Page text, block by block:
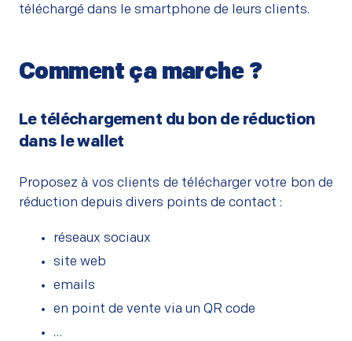
téléchargé dans le smartphone de leurs clients.
Comment ça marche ?
Le téléchargement du bon de réduction
dans le wallet
Proposez à vos clients de télécharger votre bon de
réduction depuis divers points de contact :
réseaux sociaux
site web
emails
en point de vente via un QR code
…